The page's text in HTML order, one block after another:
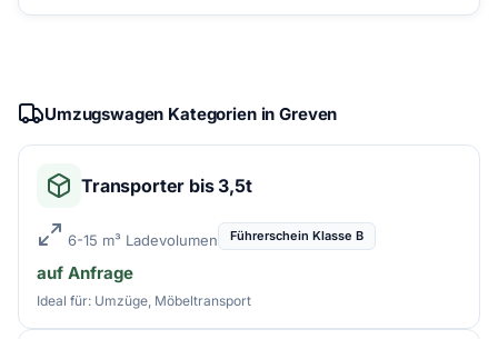
Umzugswagen Kategorien in Greven
Transporter bis 3,5t
6-15 m³ Ladevolumen Führerschein Klasse B
auf Anfrage
Ideal für: Umzüge, Möbeltransport